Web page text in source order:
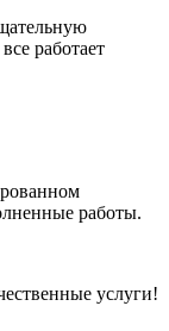
работает
работы.
услуги!